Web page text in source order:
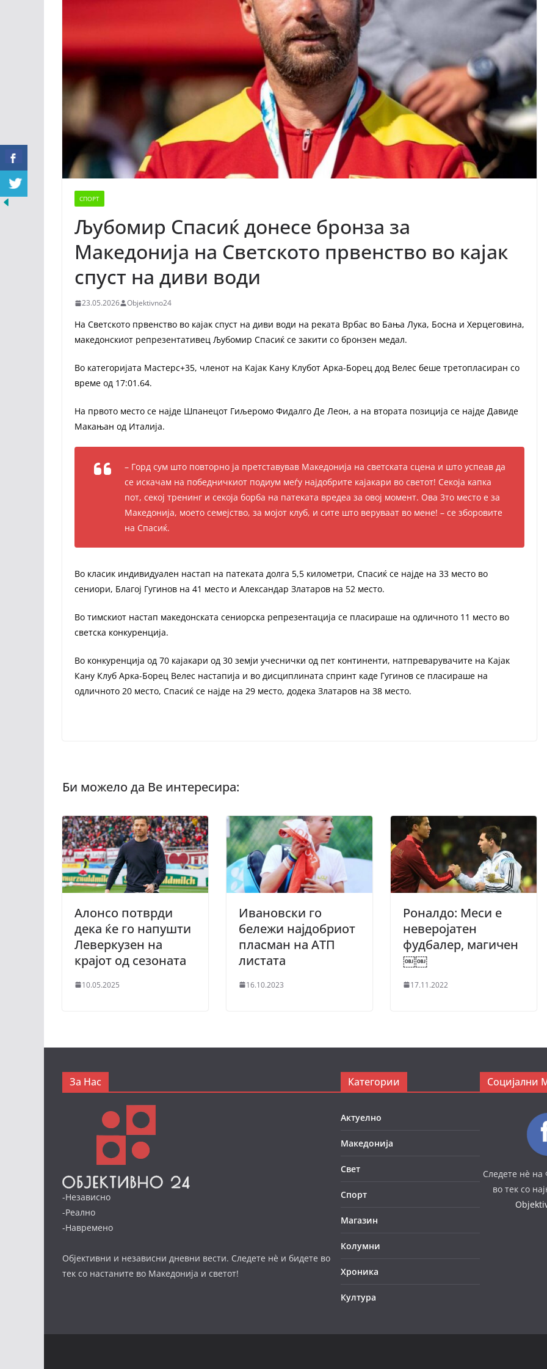
СПОРТ
Љубомир Спасиќ донесе бронза за
Македонија на Светското првенство во кајак
спуст на диви води
23.05.2026 Objektivno24
На Светското првенство во кајак спуст на диви води на реката Врбас во Бања Лука, Босна и Херцеговина,
македонскиот репрезентативец Љубомир Спасиќ се закити со бронзен медал.
Во категоријата Мастерс+35, членот на Кајак Кану Клубот Арка-Борец дод Велес беше третопласиран со
време од 17:01.64.
На првото место се најде Шпанецот Гиљеромо Фидалго Де Леон, а на втората позиција се најде Давиде
Макањан од Италија.
– Горд сум што повторно ја претставував Македонија на светската сцена и што успеав да
се искачам на победничкиот подиум меѓу најдобрите кајакари во светот! Секоја капка
пот, секој тренинг и секоја борба на патеката вредеа за овој момент. Ова 3то место е за
Македонија, моето семејство, за мојот клуб, и сите што веруваат во мене! – се зборовите
на Спасиќ.
Во класик индивидуален настап на патеката долга 5,5 километри, Спасиќ се најде на 33 место во
сениори, Благој Гугинов на 41 место и Александар Златаров на 52 место.
Во тимскиот настап македонската сениорска репрезентација се пласираше на одличното 11 место во
светска конкуренција.
Во конкуренција од 70 кајакари од 30 земји учеснички од пет континенти, натпреварувачите на Кајак
Кану Клуб Арка-Борец Велес настапија и во дисциплината спринт каде Гугинов се пласираше на
одличното 20 место, Спасиќ се најде на 29 место, додека Златаров на 38 место.
Алонсо потврди
дека ќе го напушти
Леверкузен на
крајот од сезоната
10.05.2025
Ивановски го
бележи најдобриот
пласман на АТП
листата
16.10.2023
Роналдо: Меси е
неверојатен
фудбалер, магичен
￼￼
17.11.2022
За Нас
-Независно
-Реално
-Навремено
Објективни и независни дневни вести. Следете нè и бидете во
тек со настаните во Македонија и светот!
Категории
Актуелно
Македонија
Свет
Спорт
Магазин
Колумни
Хроника
Култура
Социјални
Следете нè на
во тек со